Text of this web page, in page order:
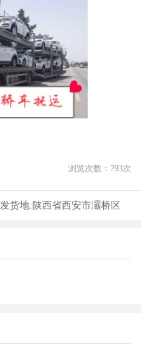
浏览次数： 793次
发货地:陕西省西安市灞桥区